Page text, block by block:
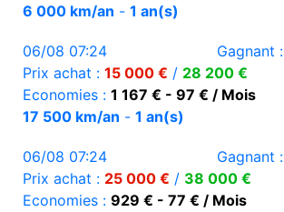
6 000 km/an - 1 an(s)
06/08 07:24 Gagnant :
Prix achat : 15 000 € / 28 200 €
Economies : 1 167 € - 97 € / Mois
17 500 km/an - 1 an(s)
06/08 07:24 Gagnant :
Prix achat : 25 000 € / 38 000 €
Economies : 929 € - 77 € / Mois